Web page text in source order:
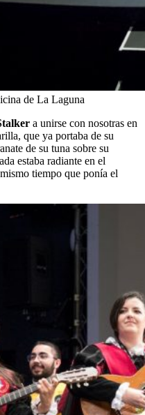
de La Laguna
a unirse con nosotras en
que ya portaba de su
de su tuna sobre su
estaba radiante en el
tiempo que ponía el